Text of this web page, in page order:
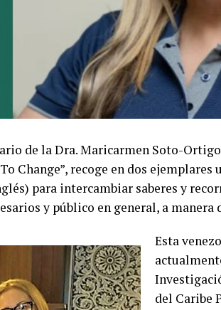
de la Dra. Maricarmen Soto-
Change”, recoge en dos
para intercambiar saberes y
y público en general, a manera
Esta
del Caribe